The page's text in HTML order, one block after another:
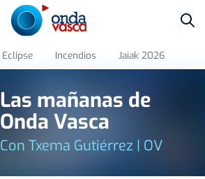
Eclipse Incendios Jaiak 2026
Las mañanas de
Onda Vasca
Con Txema Gutiérrez | OV